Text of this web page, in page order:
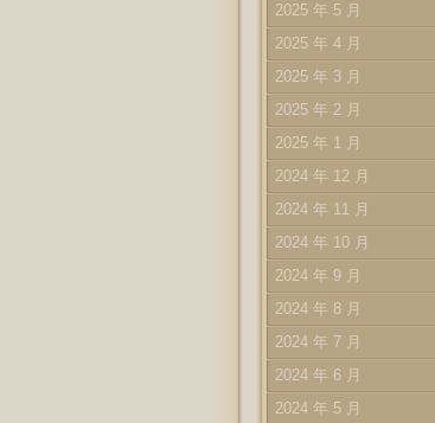
2025 年 5 月
2025 年 4 月
2025 年 3 月
2025 年 2 月
2025 年 1 月
2024 年 12 月
2024 年 11 月
2024 年 10 月
2024 年 9 月
2024 年 8 月
2024 年 7 月
2024 年 6 月
2024 年 5 月